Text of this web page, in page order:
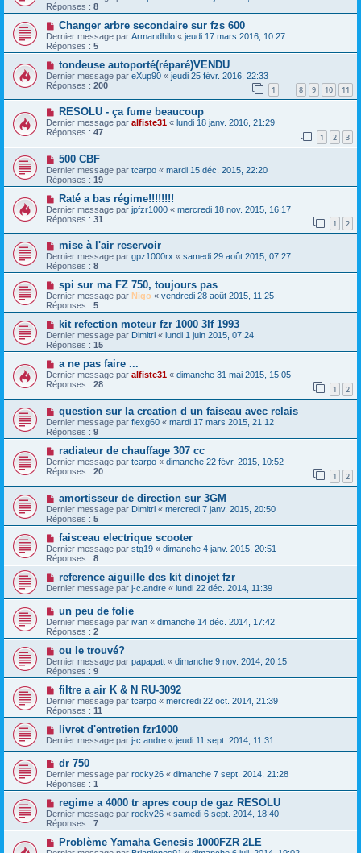
Réponses : 8
Changer arbre secondaire sur fzs 600
Dernier message par Armandhilo « jeudi 17 mars 2016, 10:27
Réponses : 5
tondeuse autoporté(réparé)VENDU
Dernier message par eXup90 « jeudi 25 févr. 2016, 22:33
Réponses : 200 1 8 9 10 11
RESOLU - ça fume beaucoup
Dernier message par alfiste31 « lundi 18 janv. 2016, 21:29
Réponses : 47 1 2 3
500 CBF
Dernier message par tcarpo « mardi 15 déc. 2015, 22:20
Réponses : 19
Raté a bas régime!!!!!!!!
Dernier message par jpfzr1000 « mercredi 18 nov. 2015, 16:17
Réponses : 31 1 2
mise à l'air reservoir
Dernier message par gpz1000rx « samedi 29 août 2015, 07:27
Réponses : 8
spi sur ma FZ 750, toujours pas
Dernier message par Nigo « vendredi 28 août 2015, 11:25
Réponses : 5
kit refection moteur fzr 1000 3lf 1993
Dernier message par Dimitri « lundi 1 juin 2015, 07:24
Réponses : 15
a ne pas faire ...
Dernier message par alfiste31 « dimanche 31 mai 2015, 15:05
Réponses : 28 1 2
question sur la creation d un faiseau avec relais
Dernier message par flexg60 « mardi 17 mars 2015, 21:12
Réponses : 9
radiateur de chauffage 307 cc
Dernier message par tcarpo « dimanche 22 févr. 2015, 10:52
Réponses : 20 1 2
amortisseur de direction sur 3GM
Dernier message par Dimitri « mercredi 7 janv. 2015, 20:50
Réponses : 5
faisceau electrique scooter
Dernier message par stg19 « dimanche 4 janv. 2015, 20:51
Réponses : 8
reference aiguille des kit dinojet fzr
Dernier message par j-c.andre « lundi 22 déc. 2014, 11:39
un peu de folie
Dernier message par ivan « dimanche 14 déc. 2014, 17:42
Réponses : 2
ou le trouvé?
Dernier message par papapatt « dimanche 9 nov. 2014, 20:15
Réponses : 9
filtre a air K & N RU-3092
Dernier message par tcarpo « mercredi 22 oct. 2014, 21:39
Réponses : 11
livret d'entretien fzr1000
Dernier message par j-c.andre « jeudi 11 sept. 2014, 11:31
dr 750
Dernier message par rocky26 « dimanche 7 sept. 2014, 21:28
Réponses : 1
regime a 4000 tr apres coup de gaz RESOLU
Dernier message par rocky26 « samedi 6 sept. 2014, 18:40
Réponses : 7
Problème Yamaha Genesis 1000FZR 2LE